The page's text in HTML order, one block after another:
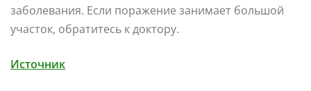
заболевания. Если поражение занимает большой
участок, обратитесь к доктору.
Источник